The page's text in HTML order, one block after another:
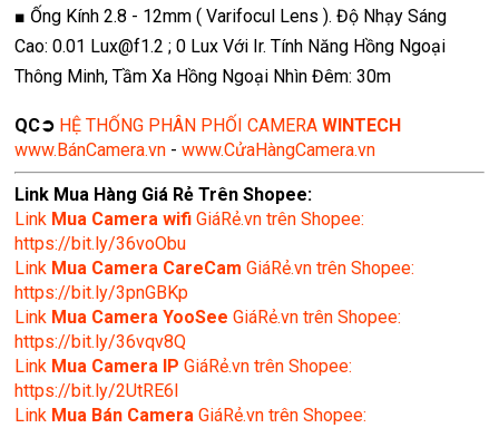
■ Ống Kính 2.8 - 12mm ( Varifocul Lens ). Độ Nhạy Sáng
Cao: 0.01 Lux@f1.2 ; 0 Lux Với Ir. Tính Năng Hồng Ngoại
Thông Minh, Tầm Xa Hồng Ngoại Nhìn Đêm: 30m
QC➲ HỆ THỐNG PHÂN PHỐI CAMERAWINTECH
www.BánCamera.vn -www.CửaHàngCamera.vn
Link Mua Hàng Giá Rẻ Trên Shopee:
Link Mua Camera wifiGiáRẻ.vn trên Shopee:
https://bit.ly/36voObu
Link Mua Camera CareCam GiáRẻ.vn trên Shopee:
https://bit.ly/3pnGBKp
Link Mua Camera YooSee GiáRẻ.vn trên Shopee:
https://bit.ly/36vqv8Q
Link Mua Camera IP GiáRẻ.vn trên Shopee:
https://bit.ly/2UtRE6l
Link Mua Bán CameraGiáRẻ.vn trên Shopee: